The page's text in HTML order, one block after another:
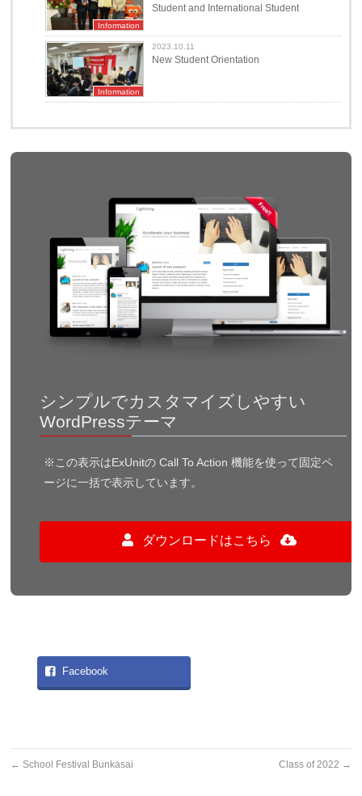
Information
Student and International Student
Information
2023.10.11
New Student Orientation
シンプルでカスタマイズしやすい
WordPressテーマ
※この表示はExUnitの Call To Action 機能を使って固定ペ
ージに一括で表示しています。
ダウンロードはこちら
Facebook
← School Festival Bunkasai Class of 2022 →